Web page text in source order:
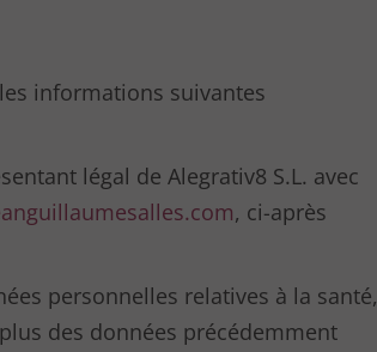
informations suivantes
légal de Alegrativ8 S.L. avec
, ci-après
personnelles relatives à la santé,
des données précédemment